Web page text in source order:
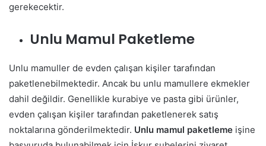
gerekecektir.
Unlu Mamul Paketleme
Unlu mamuller de evden çalışan kişiler tarafından
paketlenebilmektedir. Ancak bu unlu mamullere ekmekler
dahil değildir. Genellikle kurabiye ve pasta gibi ürünler,
evden çalışan kişiler tarafından paketlenerek satış
noktalarına gönderilmektedir. Unlu mamul paketleme işine